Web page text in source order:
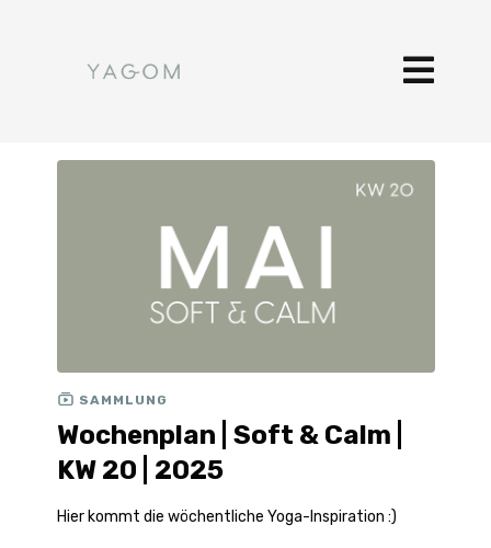
SAMMLUNG
Wochenplan | Soft & Calm |
KW 20 | 2025
Hier kommt die wöchentliche Yoga-Inspiration :)